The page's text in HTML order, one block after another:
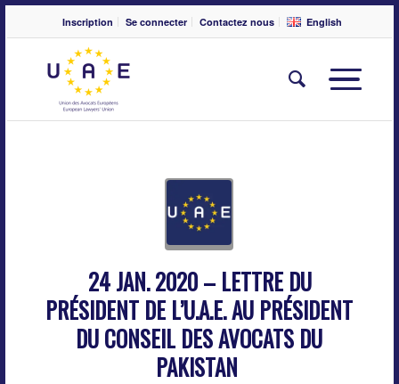
Inscription Se connecter Contactez nous English
24 JAN. 2020 – LETTRE DU
PRÉSIDENT DE L’U.A.E. AU PRÉSIDENT
DU CONSEIL DES AVOCATS DU
PAKISTAN